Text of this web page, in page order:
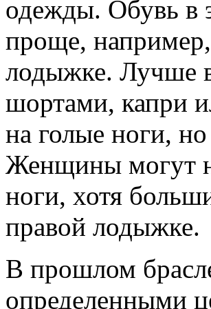
одежды. Обувь в
проще,
лодыжке. Лучше
шортами, капри
на голые ноги,
Женщины могут
ноги, хотя
правой лодыжке.
В прошлом
определенными